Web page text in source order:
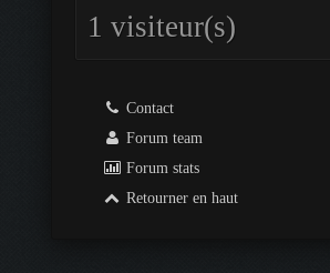
1 visiteur(s)
Contact
Forum team
Forum stats
Retourner en haut